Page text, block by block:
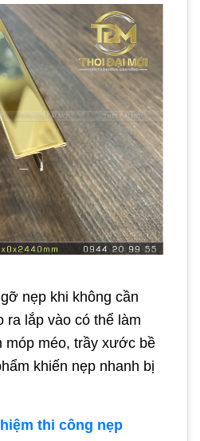
nẹp khi không cần
ra lắp vào có thể làm
móp méo, trầy xước bề
khiến nẹp nhanh bị
thi công nẹp